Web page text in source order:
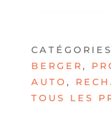
BERGER,
AUTO,
TOUS LES